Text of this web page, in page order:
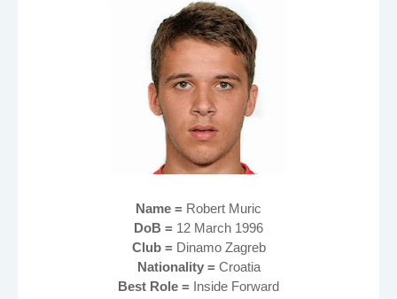
Name = Robert Muric
DoB = 12 March 1996
Club = Dinamo Zagreb
Nationality = Croatia
Best Role = Inside Forward